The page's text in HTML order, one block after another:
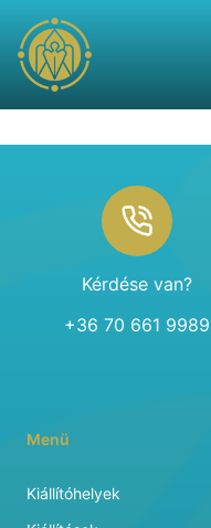
Kérdése van?
+36 70 661 9989
Menü
Kiállítóhelyek